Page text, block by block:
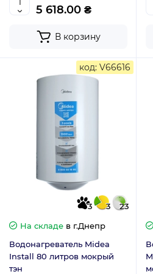
5 618.00 ₴
В корзину
код: V66616
3 3
23
На складе в г.Днепр
Водонагреватель Midea
Install 80 литров мокрый
тэн